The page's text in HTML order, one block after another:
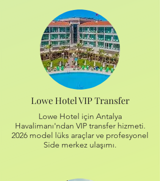
Lowe Hotel VIP Transfer
Lowe Hotel için Antalya
Havalimanı'ndan VIP transfer hizmeti.
2026 model lüks araçlar ve profesyonel
Side merkez ulaşımı.